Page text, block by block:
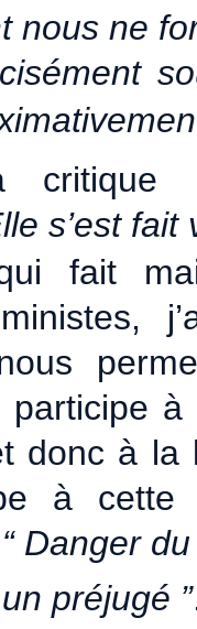
nous ne
critique
s’est fait
fait
donc à
à cette
“ Danger
préjugé ”